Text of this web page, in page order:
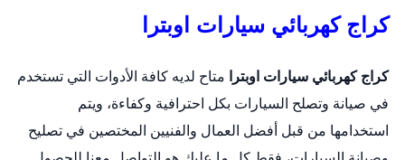
كراج كهربائي سيارات اوبترا
كراج كهربائي سيارات اوبترا
متاح لديه كافة الأدوات التي تستخدم
في صيانة وتصلح السيارات بكل احترافية وكفاءة، ويتم
استخدامها من قبل أفضل العمال والفنيين المختصين في تصليح